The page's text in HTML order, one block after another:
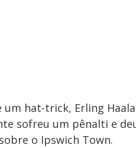
um hat-trick, Erling
sofreu um pênalti e
o Ipswich Town.